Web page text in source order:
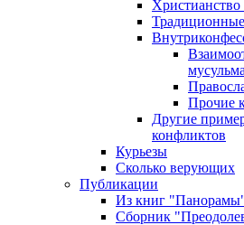
Прочие
Другие
конфликтов
Курьезы
Сколько верующих
Публикации
Из книг
Сборник